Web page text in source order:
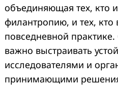
объединяющая тех, кто
филантропию, и тех, кто
повседневной
важно выстраивать
исследователями и
принимающими